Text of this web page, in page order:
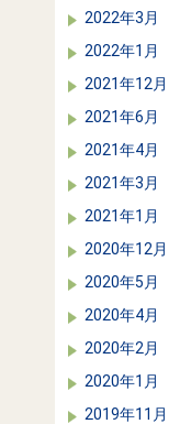
2022年3月
2022年1月
2021年12月
2021年6月
2021年4月
2021年3月
2021年1月
2020年12月
2020年5月
2020年4月
2020年2月
2020年1月
2019年11月